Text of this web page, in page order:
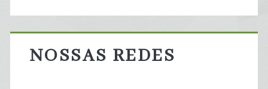
NOSSAS REDES